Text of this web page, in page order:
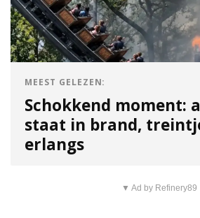
MEEST GELEZEN:
Schokkend moment:
staat in brand,
erlangs
▼ Ad by Refinery89